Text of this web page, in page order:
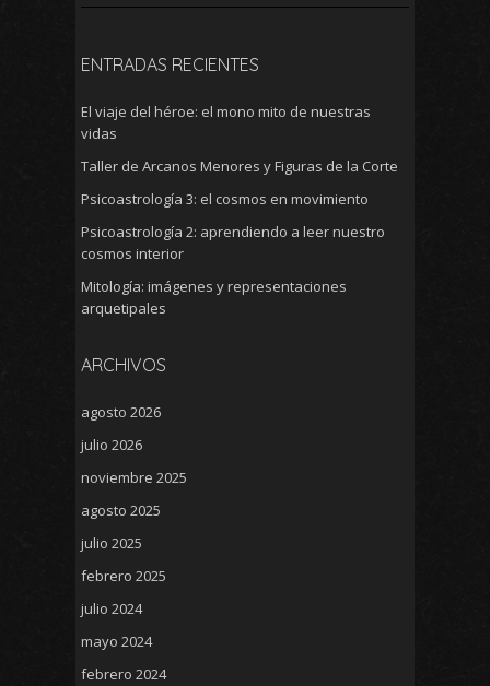
ENTRADAS RECIENTES
El viaje del héroe: el mono mito de nuestras
vidas
Taller de Arcanos Menores y Figuras de la Corte
Psicoastrología 3: el cosmos en movimiento
Psicoastrología 2: aprendiendo a leer nuestro
cosmos interior
Mitología: imágenes y representaciones
arquetipales
ARCHIVOS
agosto 2026
julio 2026
noviembre 2025
agosto 2025
julio 2025
febrero 2025
julio 2024
mayo 2024
febrero 2024